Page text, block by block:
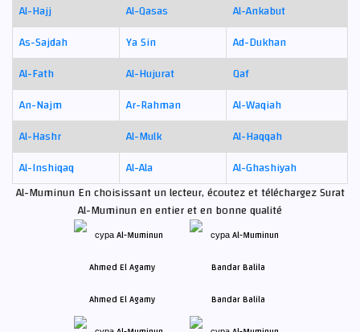
Al-Hajj
Al-Qasas
Al-Ankabut
As-Sajdah
Ya Sin
Ad-Dukhan
Al-Fath
Al-Hujurat
Qaf
An-Najm
Ar-Rahman
Al-Waqiah
Al-Hashr
Al-Mulk
Al-Haqqah
Al-Inshiqaq
Al-Ala
Al-Ghashiyah
Al-Muminun En choisissant un lecteur, écoutez et téléchargez Surat
Al-Muminun en entier et en bonne qualité
Ahmed El Agamy Bandar Balila